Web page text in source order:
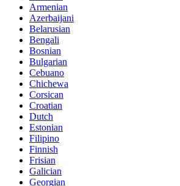
Armenian
Azerbaijani
Belarusian
Bengali
Bosnian
Bulgarian
Cebuano
Chichewa
Corsican
Croatian
Dutch
Estonian
Filipino
Finnish
Frisian
Galician
Georgian